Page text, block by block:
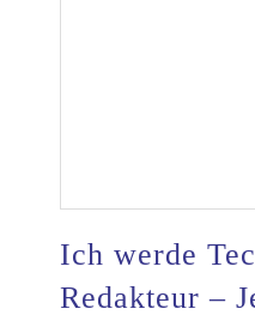
Ich werde
Redakteur –